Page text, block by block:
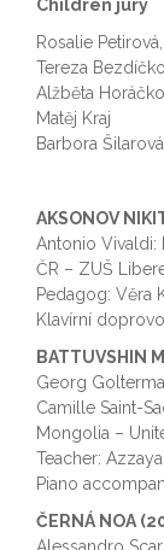
Children jury
Rosalie
Tereza
Alžběta
Matěj Kraj
Barbora Šilarová
AKSONOV
Antonio Vivaldi:
ČR – ZUŠ
Pedagog: Věra
Klavírní
BATTUVSHIN
Georg
Camille Saint-
Mongolia –
Teacher:
Piano
ČERNÁ NOA